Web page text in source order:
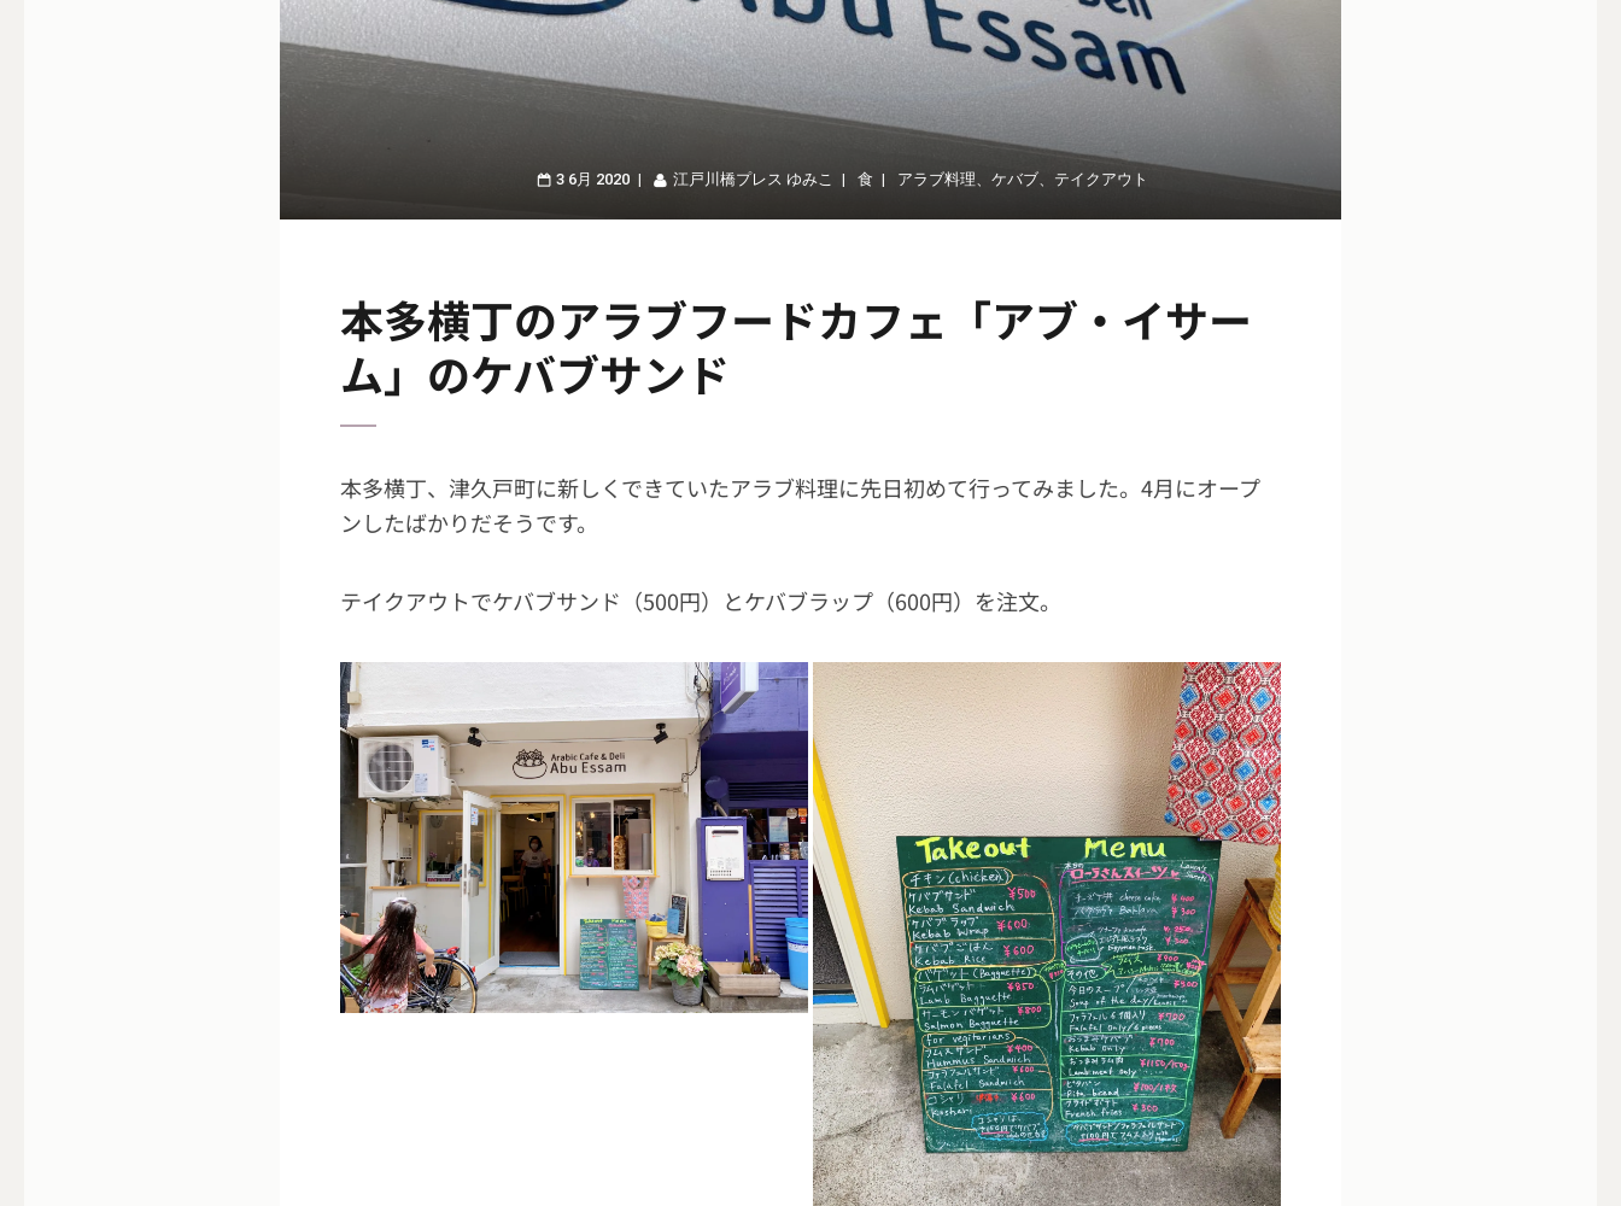
3 6月 2020 江戸川橋プレス ゆみこ 食 アラブ料理 ケバブ、 テイクアウト
本多横丁のアラブフードカフェ「アブ・イサー
ム」のケバブサンド
本多横丁、津久戸町に新しくできていたアラブ料理に先日初めて行ってみました。4月にオープ
ンしたばかりだそうです。
テイクアウトでケバブサンド（500円）とケバブラップ（600円）を注文。